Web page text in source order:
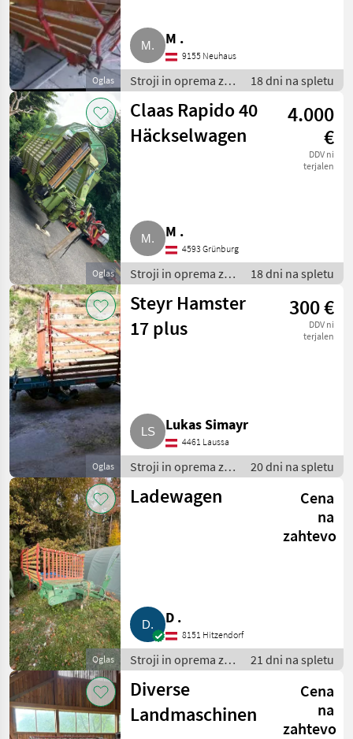
Oglas
M .
9155 Neuhaus
Stroji in oprema za
žetev in spravilo /
Nakladalna
prikolica
18 dni na spletu
Oglas
Claas Rapido 40
Häckselwagen
4.000
€
DDV ni
terjalen
M .
4593 Grünburg
Stroji in oprema za
žetev in spravilo /
Nakladalna
prikolica
18 dni na spletu
Oglas
Steyr Hamster
17 plus
300 €
DDV ni
terjalen
Lukas Simayr
4461 Laussa
Stroji in oprema za
žetev in spravilo /
Nakladalna
20 dni na spletu
Oglas
Ladewagen
Cena
na
zahtevo
D .
8151 Hitzendorf
Stroji in oprema za
žetev in spravilo /
Nakladalna
prikolica
21 dni na spletu
Diverse
Landmaschinen
Cena
na
zahtevo